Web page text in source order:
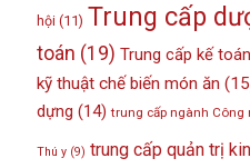
hội (11) Trung cấp
toán (19) Trung cấp kế
kỹ thuật chế biến món ăn
dựng (14) trung cấp ngành Công
Thú y(9) trung cấp quản trị